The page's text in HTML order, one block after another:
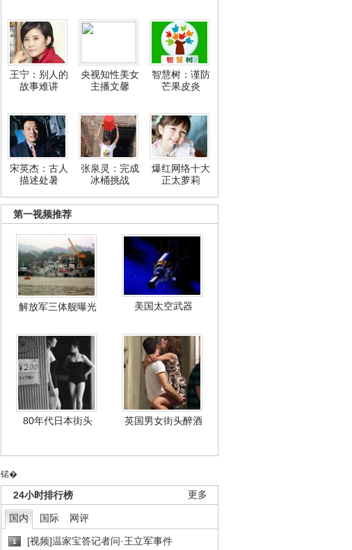
王宁：别人的
故事难讲
央视知性美女
主播文馨
智慧树：谨防
芒果皮炎
宋英杰：古人
描述处暑
张泉灵：完成
冰桶挑战
爆红网络十大
正太萝莉
第一视频推荐
解放军三体舰曝光 美国太空武器
80年代日本街头 英国男女街头醉酒
锘�
更多
24小时排行榜
国内 国际 网评
1 [视频]温家宝答记者问·王立军事件